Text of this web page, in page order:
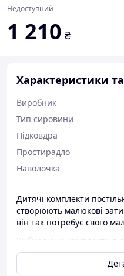
Недоступний
1 210 ₴
Характеристики
Виробник
Тип сировини
Підковдра
Простирадло
Наволочка
Дитячі комплекти
створюють малюкові
він так потребує свого
Вибираючи комплекти в
враховувати
1. Якість виробів і